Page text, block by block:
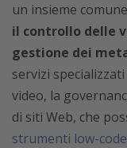
un insieme
il controllo delle
gestione dei
servizi
video, la
di siti Web, che
strumenti low-